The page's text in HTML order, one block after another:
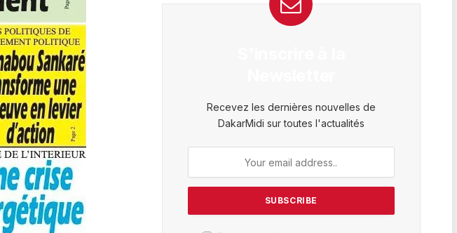
Recevez les dernières nouvelles de
DakarMidi sur toutes l'actualités